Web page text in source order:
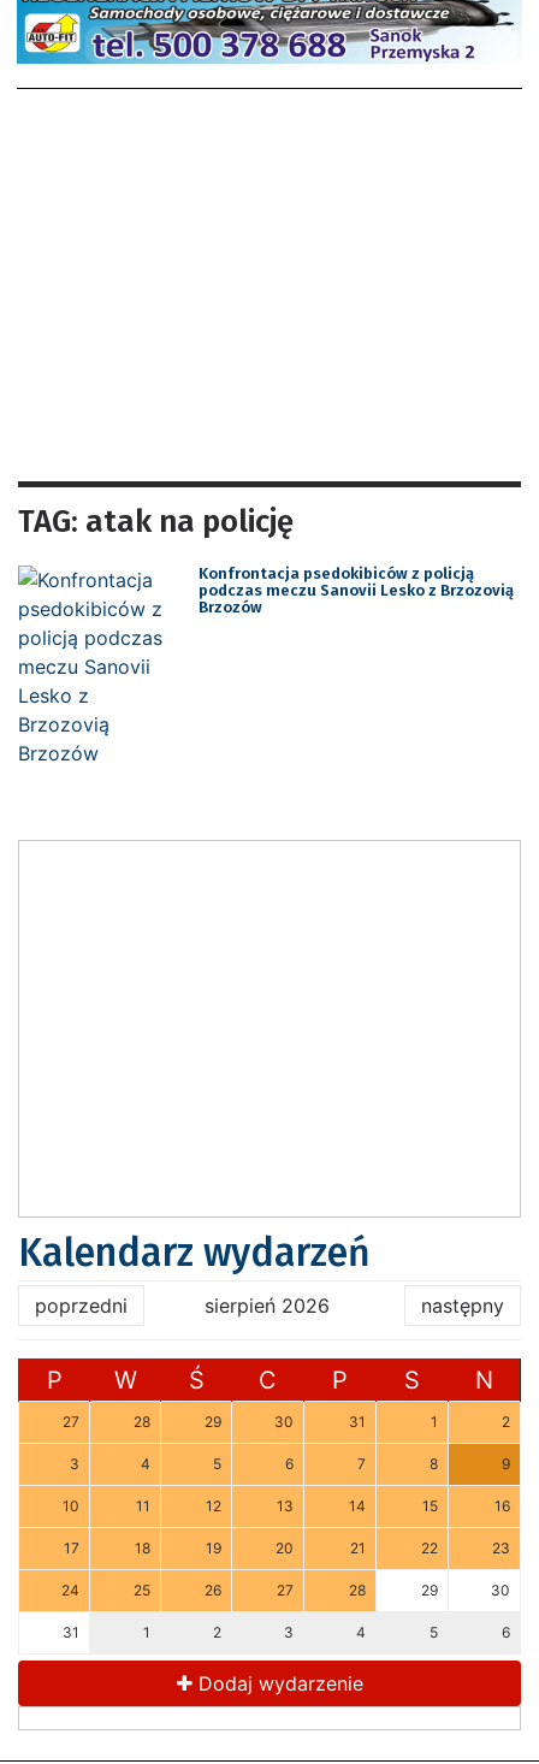
TAG: atak na policję
Konfrontacja psedokibiców z policją
podczas meczu Sanovii Lesko z Brzozovią
Brzozów
Kalendarz wydarzeń
poprzedni sierpień 2026 następny
P W Ś C P S N
27 28 29 30 31 1 2
3 4 5 6 7 8 9
10 11 12 13 14 15 16
17 18 19 20 21 22 23
24 25 26 27 28 29 30
31 1 2 3 4 5 6
Dodaj wydarzenie